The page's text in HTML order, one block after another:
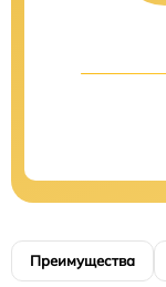
Преимущества